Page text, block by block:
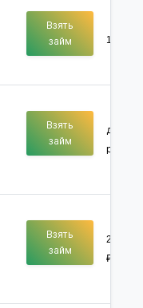
Взять
займ
1000 -
Взять
займ
до 100
руб.
Взять
займ
2000 -
₽